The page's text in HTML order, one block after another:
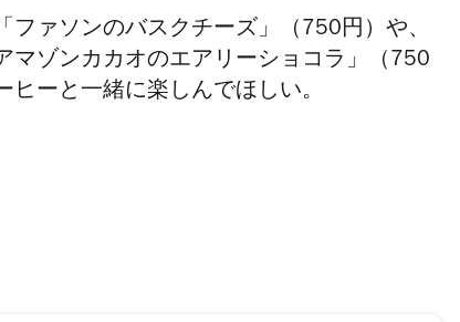
ァソンのバスクチーズ」（750円）や、
マゾンカカオのエアリーショコラ」（750
ーと一緒に楽しんでほしい。